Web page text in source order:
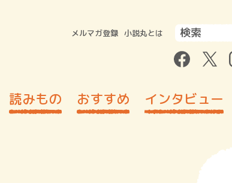
メルマガ登録 小説丸とは
読みもの おすすめ インタビュー